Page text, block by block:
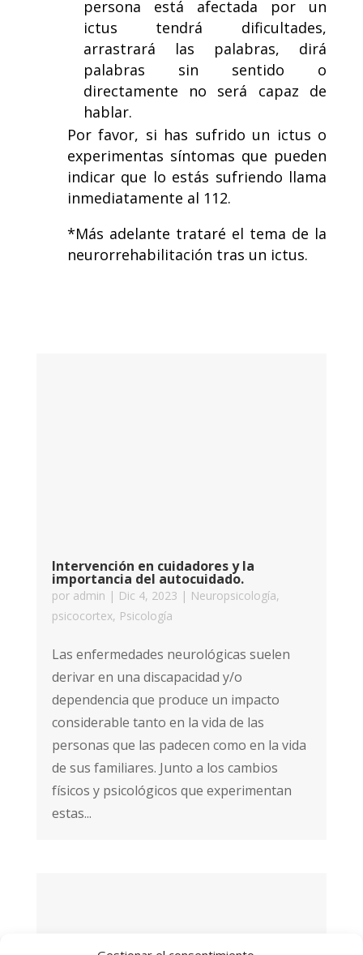
persona está afectada por un
ictus tendrá dificultades,
arrastrará las palabras, dirá
palabras sin sentido o
directamente no será capaz de
hablar.
Por favor, si has sufrido un ictus o
experimentas síntomas que pueden
indicar que lo estás sufriendo llama
inmediatamente al 112.
*Más adelante trataré el tema de la
neurorrehabilitación tras un ictus.
Intervención en cuidadores y la
importancia del autocuidado.
por admin | Dic 4, 2023 | Neuropsicología,
psicocortex, Psicología
Las enfermedades neurológicas suelen
derivar en una discapacidad y/o
dependencia que produce un impacto
considerable tanto en la vida de las
personas que las padecen como en la vida
de sus familiares. Junto a los cambios
físicos y psicológicos que experimentan
estas...